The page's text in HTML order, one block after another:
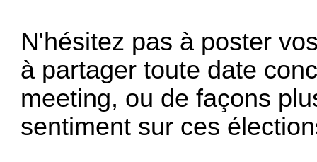
N'hésitez pas à poster
à partager toute date
meeting, ou de façons
sentiment sur ces